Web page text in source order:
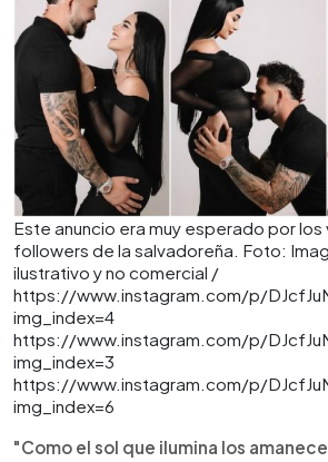
Este anuncio era muy esperado por
followers de la salvadoreña. Foto:
ilustrativo y no comercial /
https://www.instagram.com/p/
img_index=4
https://www.instagram.com/p/
img_index=3
https://www.instagram.com/p/
img_index=6
"Como el sol que ilumina los